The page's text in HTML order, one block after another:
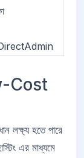
DirectAdmin
Cost
লক্ষ্য হতে পারে
এর মাধ্যমে